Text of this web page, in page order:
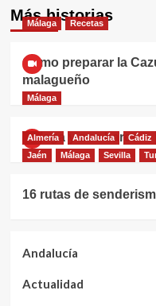
Más historias
Málaga Recetas
Cómo preparar la
malagueño
Málaga
Málaga y sus bares
Almería Andalucía Cádiz
Jaén
Málaga Sevilla
16 rutas de
Andalucía
Actualidad